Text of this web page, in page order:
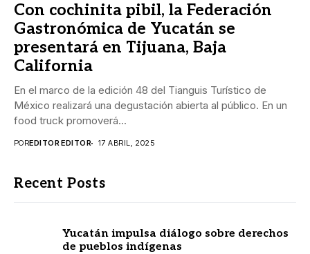
Con cochinita pibil, la Federación
Gastronómica de Yucatán se
presentará en Tijuana, Baja
California
En el marco de la edición 48 del Tianguis Turístico de
México realizará una degustación abierta al público. En un
food truck promoverá...
POREDITOR EDITOR 17 ABRIL, 2025
Recent Posts
Yucatán impulsa diálogo sobre derechos
de pueblos indígenas